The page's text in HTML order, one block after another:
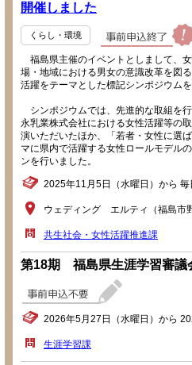
開催しました
くらし・環境
福島県主催のイベントとしまして、
場・地域における男女の意識改革を図
活躍をテーマとした標記シンポジウムを
シンポジウムでは、先進的な取組を
永乳業株式会社における女性活躍等の
演いただいたほか、「若者・女性に選
マに県内で活躍する女性ロールモデル
ンを行いました。
2025年11月5日（水曜日）から 毎
ウェディング エルティ（福島市
共生社会・女性活躍推進課
第18期 福島県生涯学習審議
2026年5月27日（水曜日）から
生涯学習課